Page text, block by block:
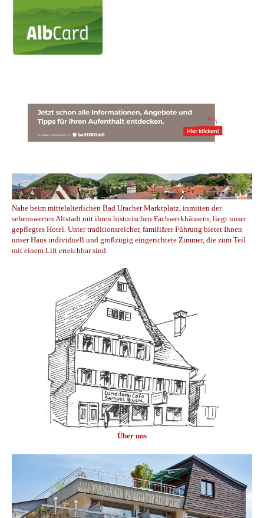
Nahe beim mittelalterlichen Bad Uracher Marktplatz, inmitten der
sehenswerten Altstadt mit ihren historischen Fachwerkhäusern, liegt unser
gepflegtes Hotel. Unter traditionsreicher, familiärer Führung bietet Ihnen
unser Haus individuell und großzügig eingerichtete Zimmer, die zum Teil
mit einem Lift erreichbar sind.
Über uns